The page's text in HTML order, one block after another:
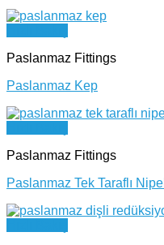
Paslanmaz Fittings
Paslanmaz Kep
Paslanmaz Fittings
Paslanmaz Tek Taraflı Nipel